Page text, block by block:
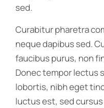
sed.
Curabitur pharetra
neque dapibus sed.
faucibus purus, non
Donec tempor lectus
lobortis, nibh eget
luctus est, sed